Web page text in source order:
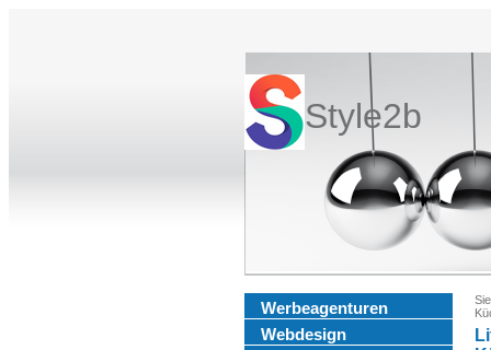
Style2b
Werbeagenturen
Webdesign